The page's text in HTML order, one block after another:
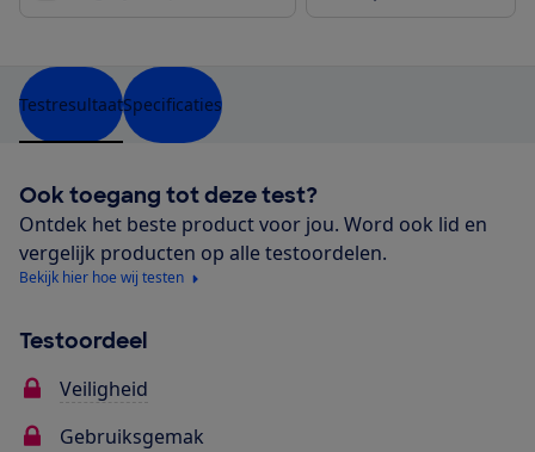
TestresultaatSpecificaties
Ook toegang tot deze test?
Ontdek het beste product voor jou. Word ook lid en
vergelijk producten op alle testoordelen.
Bekijk hier hoe wij testen
Testoordeel
Veiligheid
Gebruiksgemak